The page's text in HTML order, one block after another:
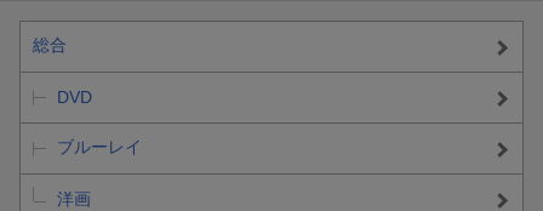
総合
DVD
ブルーレイ
洋画